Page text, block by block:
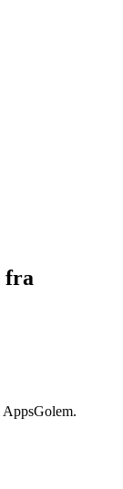
fra